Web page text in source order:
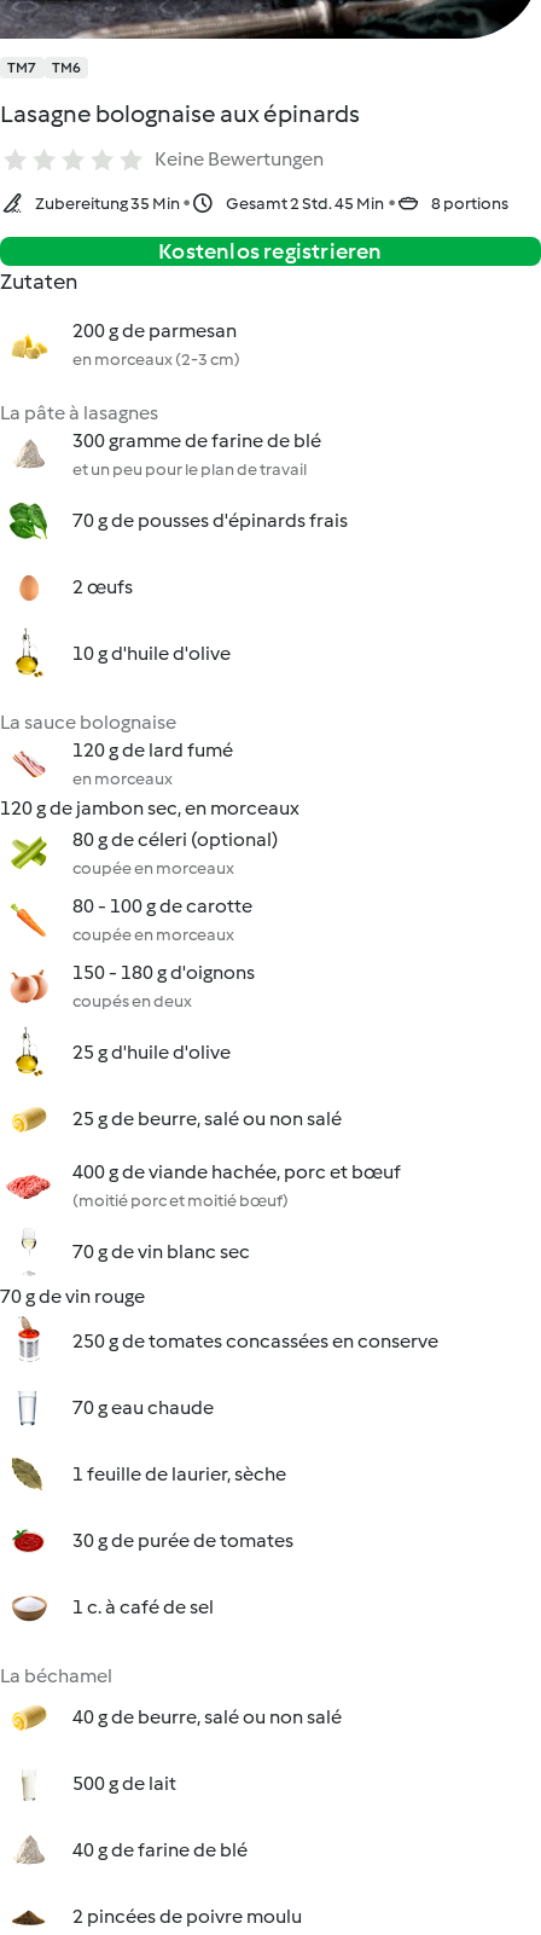
TM7 TM6
Lasagne bolognaise aux épinards
Keine Bewertungen
Zubereitung 35 Min Gesamt 2 Std. 45 Min 8 portions
Kostenlos registrieren
Zutaten
200 g de parmesan
en morceaux (2-3 cm)
La pâte à lasagnes
300 gramme de farine de blé
et un peu pour le plan de travail
70 g de pousses d'épinards frais
2 œufs
10 g d'huile d'olive
La sauce bolognaise
120 g de lard fumé
en morceaux
120 g de jambon sec, en morceaux
80 g de céleri (optional)
coupée en morceaux
80 - 100 g de carotte
coupée en morceaux
150 - 180 g d'oignons
coupés en deux
25 g d'huile d'olive
25 g de beurre, salé ou non salé
400 g de viande hachée, porc et bœuf
(moitié porc et moitié bœuf)
70 g de vin blanc sec
70 g de vin rouge
250 g de tomates concassées en conserve
70 g eau chaude
1 feuille de laurier, sèche
30 g de purée de tomates
1 c. à café de sel
La béchamel
40 g de beurre, salé ou non salé
500 g de lait
40 g de farine de blé
2 pincées de poivre moulu